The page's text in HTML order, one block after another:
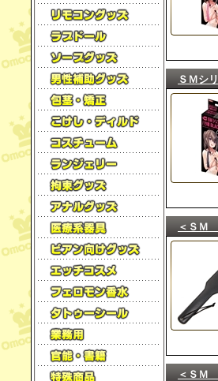
ＳＭシ
＜ＳＭ
＜ＳＭ